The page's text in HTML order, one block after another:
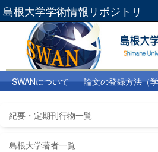
島根大学学術情報リポジトリ
SWANについて 論文の登録方法（
紀要・定期刊行物一覧
島根大学著者一覧